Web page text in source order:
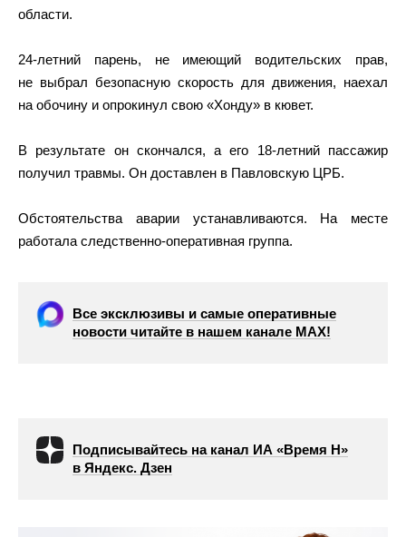
области.
24-летний парень, не имеющий водительских прав,
не выбрал безопасную скорость для движения, наехал
на обочину и опрокинул свою «Хонду» в кювет.
В результате он скончался, а его 18-летний пассажир
получил травмы. Он доставлен в Павловскую ЦРБ.
Обстоятельства аварии устанавливаются. На месте
работала следственно-оперативная группа.
Все эксклюзивы и самые оперативные
новости читайте в нашем канале МАХ!
Подписывайтесь на канал ИА «Время Н»
в Яндекс. Дзен